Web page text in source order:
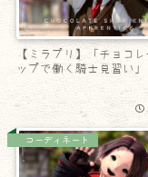
【ミラプリ】「チョコ
ップで働く騎士見習い
コーディネート